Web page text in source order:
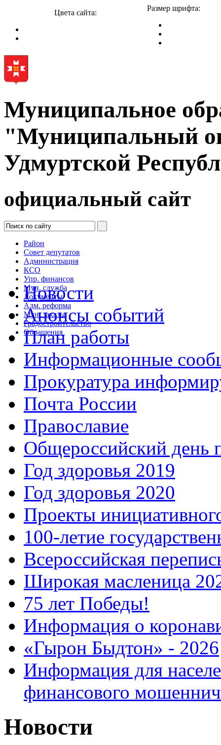
Цвета сайта:
Размер шрифта:
Муниципальное
"Муниципальный
Удмуртской
официальный сайт
Район
Совет депутатов
Администрация
КСО
Упр. финансов
Мун. служба
Документы
Адм. реформа
Мун. заказы
Градостроительство
Обращения
Новости
Анонсы событий
План работы
Информационные
Прокуратура
Почта России
Православие
Общероссийский день
Год здоровья 2019
Год здоровья 2020
Проекты
100-летие
Всероссийская
Широкая масленица
75 лет Победы!
Информация о
«Гырон Быдтон» - 2026
Информация для
финансового
Новости